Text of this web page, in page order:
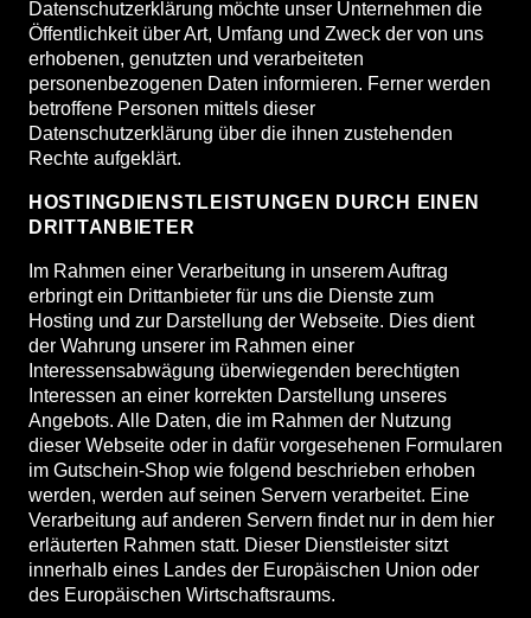
Datenschutzerklärung möchte unser Unternehmen die
Öffentlichkeit über Art, Umfang und Zweck der von uns
erhobenen, genutzten und verarbeiteten
personenbezogenen Daten informieren. Ferner werden
betroffene Personen mittels dieser
Datenschutzerklärung über die ihnen zustehenden
Rechte aufgeklärt.
HOSTINGDIENSTLEISTUNGEN DURCH EINEN
DRITTANBIETER
Im Rahmen einer Verarbeitung in unserem Auftrag
erbringt ein Drittanbieter für uns die Dienste zum
Hosting und zur Darstellung der Webseite. Dies dient
der Wahrung unserer im Rahmen einer
Interessensabwägung überwiegenden berechtigten
Interessen an einer korrekten Darstellung unseres
Angebots. Alle Daten, die im Rahmen der Nutzung
dieser Webseite oder in dafür vorgesehenen Formularen
im Gutschein-Shop wie folgend beschrieben erhoben
werden, werden auf seinen Servern verarbeitet. Eine
Verarbeitung auf anderen Servern findet nur in dem hier
erläuterten Rahmen statt. Dieser Dienstleister sitzt
innerhalb eines Landes der Europäischen Union oder
des Europäischen Wirtschaftsraums.